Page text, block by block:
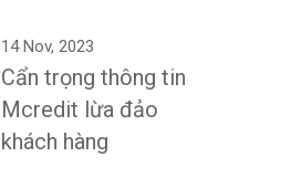
14 Nov, 2023
Cẩn trọng thông tin
Mcredit lừa đảo
khách hàng